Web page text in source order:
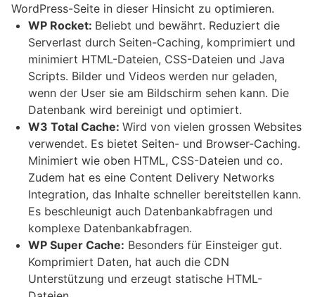
WordPress-Seite in dieser Hinsicht zu optimieren.
WP Rocket: Beliebt und bewährt. Reduziert die
Serverlast durch Seiten-Caching, komprimiert und
minimiert HTML-Dateien, CSS-Dateien und Java
Scripts. Bilder und Videos werden nur geladen,
wenn der User sie am Bildschirm sehen kann. Die
Datenbank wird bereinigt und optimiert.
W3 Total Cache: Wird von vielen grossen Websites
verwendet. Es bietet Seiten- und Browser-Caching.
Minimiert wie oben HTML, CSS-Dateien und co.
Zudem hat es eine Content Delivery Networks
Integration, das Inhalte schneller bereitstellen kann.
Es beschleunigt auch Datenbankabfragen und
komplexe Datenbankabfragen.
WP Super Cache: Besonders für Einsteiger gut.
Komprimiert Daten, hat auch die CDN
Unterstützung und erzeugt statische HTML-